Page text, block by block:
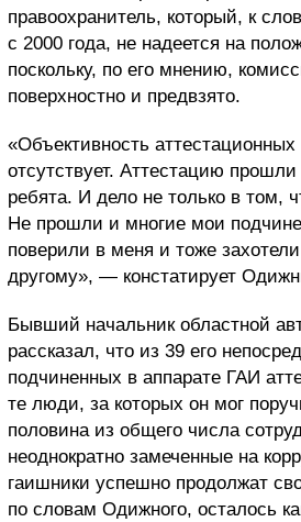
правоохранитель, который, к
с 2000 года, не надеется на
поскольку, по его мнению,
поверхностно и предвзято.
«Объективность
отсутствует. Аттестацию
ребята. И дело не только в том,
Не прошли и многие мои
поверили в меня и тоже
другому», — констатирует
Бывший начальник областной
рассказал, что из 39 его
подчиненных в аппарате ГАИ
те люди, за которых он мог
половина из общего числа
неоднократно замеченные на
гаишники успешно продолжат
по словам Одижного, осталось